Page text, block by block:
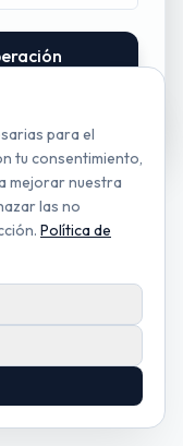
reservados.
para el
tu consentimiento,
mejorar nuestra
las no
Política de